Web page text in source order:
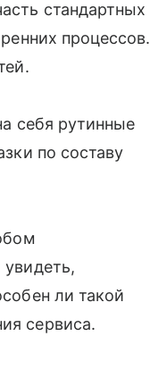
стандартных
процессов.
себя рутинные
по составу
ли такой
сервиса.